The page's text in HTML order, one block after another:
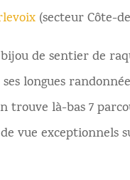
(secteur Côte-
de sentier de
longues
trouve là-bas 7
vue exceptionnels